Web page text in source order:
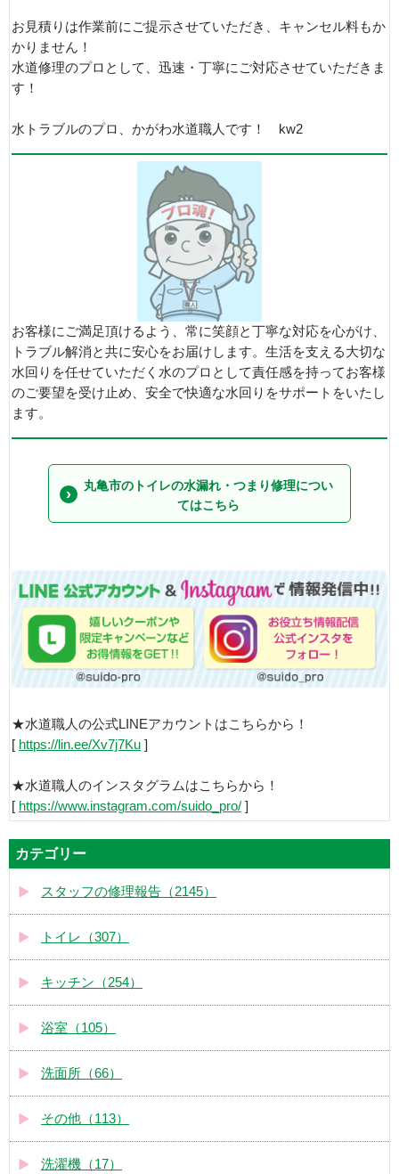
お見積りは作業前にご提示させていただき、キャンセル料もか
かりません！
水道修理のプロとして、迅速・丁寧にご対応させていただきま
す！
水トラブルのプロ、かがわ水道職人です！ kw2
お客様にご満足頂けるよう、常に笑顔と丁寧な対応を心がけ、
トラブル解消と共に安心をお届けします。生活を支える大切な
水回りを任せていただく水のプロとして責任感を持ってお客様
のご要望を受け止め、安全で快適な水回りをサポートをいたし
ます。
丸亀市のトイレの水漏れ・つまり修理につい
てはこちら
★水道職人の公式LINEアカウントはこちらから！
[ https://lin.ee/Xv7j7Ku ]
★水道職人のインスタグラムはこちらから！
[ https://www.instagram.com/suido_pro/ ]
カテゴリー
スタッフの修理報告（2145）
トイレ（307）
キッチン（254）
浴室（105）
洗面所（66）
その他（113）
洗濯機（17）